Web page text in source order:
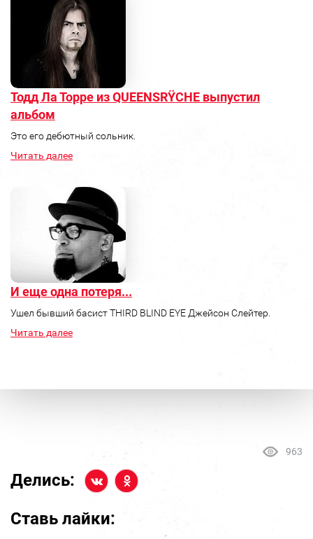
Тодд Ла Торре из QUEENSRŸCHE выпустил
альбом
Это его дебютный сольник.
Читать далее
И еще одна потеря...
Ушел бывший басист THIRD BLIND EYE Джейсон Слейтер.
Читать далее
963
Делись:
Ставь лайки: